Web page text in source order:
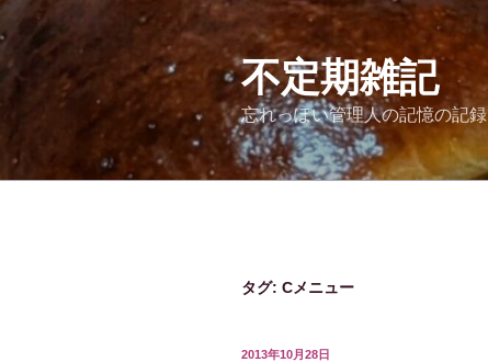
コ
ン
テ
ス
不定期雑記
忘れっぽい管理人の記憶の記録
タグ: Cメニュー
投
2013年10月28日